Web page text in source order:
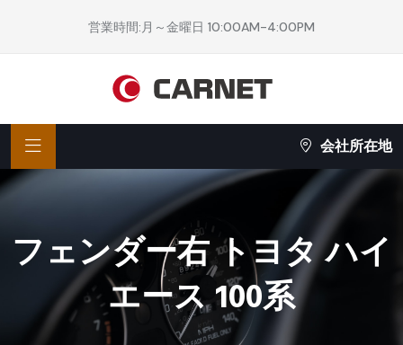
営業時間:月～金曜日 10:00AM-4:00PM
会社所在地
フェンダー右 トヨタ ハイ
エース 100系